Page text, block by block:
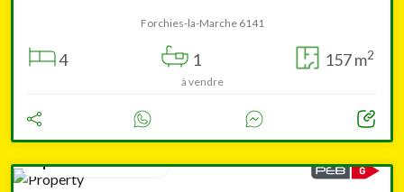
Forchies-la-Marche 6141
4 1 157 m2
à vendre
à partir de 99 000 €